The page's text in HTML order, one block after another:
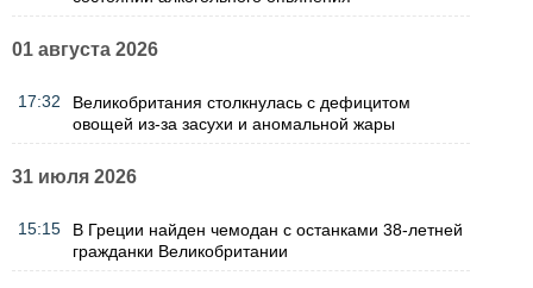
01 августа 2026
17:32
Великобритания столкнулась с дефицитом
овощей из-за засухи и аномальной жары
31 июля 2026
15:15
В Греции найден чемодан с останками 38-летней
гражданки Великобритании